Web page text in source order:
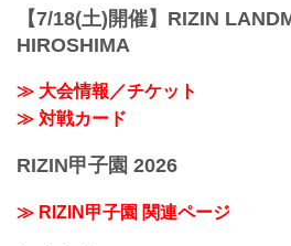
【7/18(土)開催】RIZIN
HIROSHIMA
≫ 大会情報／チケット
≫ 対戦カード
RIZIN甲子園 2026
≫ RIZIN甲子園 関連ページ